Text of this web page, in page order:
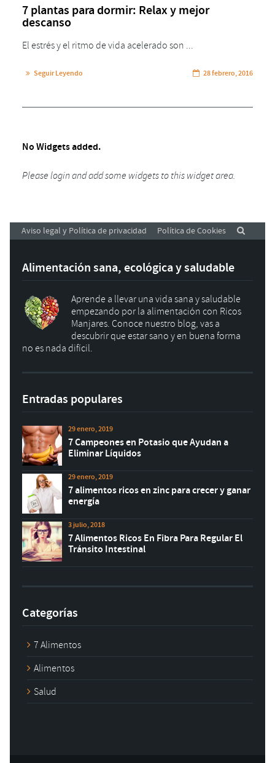
7 plantas para dormir: Relax y mejor
descanso
El estrés y el ritmo de vida acelerado son ...
Seguir Leyendo 28 febrero, 2016
No Widgets added.
Please login and add some widgets to this widget area.
Aviso legal y Política de privacidad Política de Cookies
Alimentación sana, ecológica y saludable
Aprende a llevar una vida sana y saludable
empezando por la alimentación con Ricos
Manjares. Conoce nuestro blog, vas a
descubrir que estar sano y en buena forma
no es nada difícil.
Entradas populares
29 enero, 2019
7 Campeones en Potasio que Ayudan a
Eliminar Líquidos
29 enero, 2019
7 alimentos ricos en zinc para crecer y ganar
energía
3 julio, 2018
7 Alimentos Ricos En Fibra Para Regular El
Tránsito Intestinal
Categorías
7 Alimentos
Alimentos
Salud